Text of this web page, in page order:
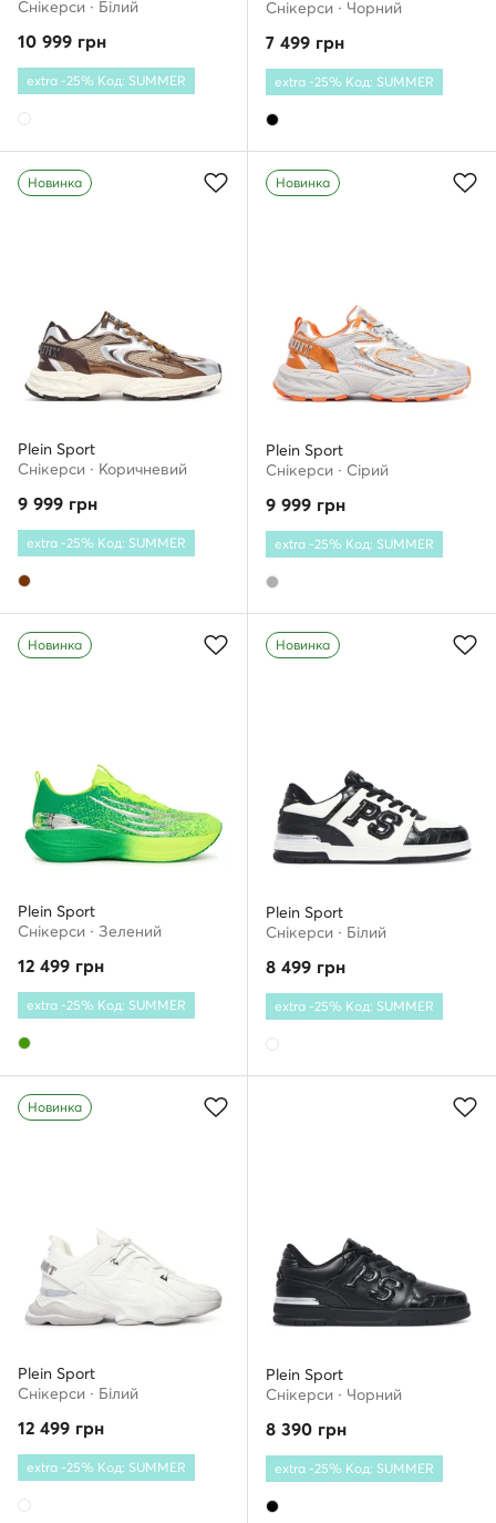
Снікерcи · Білий
10 999 грн
extra -25% Код: SUMMER
Снікерcи · Чорний
7 499 грн
extra -25% Код: SUMMER
Новинка
Plein Sport
Снікерcи · Коричневий
9 999 грн
extra -25% Код: SUMMER
Новинка
Plein Sport
Снікерcи · Сірий
9 999 грн
extra -25% Код: SUMMER
Новинка
Plein Sport
Снікерcи · Зелений
12 499 грн
extra -25% Код: SUMMER
Новинка
Plein Sport
Снікерcи · Білий
8 499 грн
extra -25% Код: SUMMER
Новинка
Plein Sport
Снікерcи · Білий
12 499 грн
extra -25% Код: SUMMER
Plein Sport
Снікерcи · Чорний
8 390 грн
extra -25% Код: SUMMER